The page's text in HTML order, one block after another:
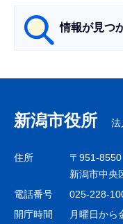
情報が見つ
ナ
ビ
ゲ
シ
ョ
新潟市役所 法
住所
〒951-
新潟市中央
電話番号
025-228-
開庁時間
月曜日から